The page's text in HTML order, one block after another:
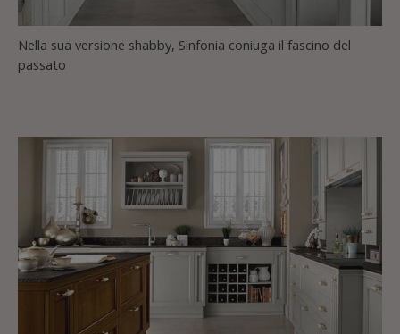
Nella sua versione shabby, Sinfonia coniuga il fascino del
passato